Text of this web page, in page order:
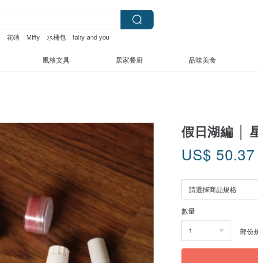
花磚 Miffy 水桶包 fairy and you
風格文具 居家餐廚 品味美食
假日湖編 │
US$ 50.37
數量
部份